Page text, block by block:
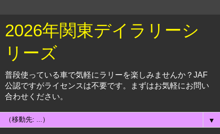
2026年関東デイラリーシ
リーズ
普段使っている車で気軽にラリーを楽しみませんか？JAF
公認ですがライセンスは不要です。まずはお気軽にお問い
合わせください。
▼